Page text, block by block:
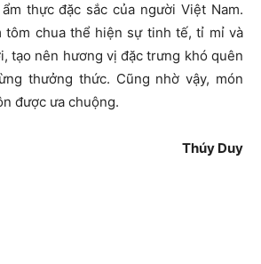
thực đặc sắc của người Việt Nam.
tôm chua thể hiện sự tinh tế, tỉ mỉ và
tạo nên hương vị đặc trưng khó quên
thưởng thức. Cũng nhờ vậy, món
được ưa chuộng.
Thúy Duy